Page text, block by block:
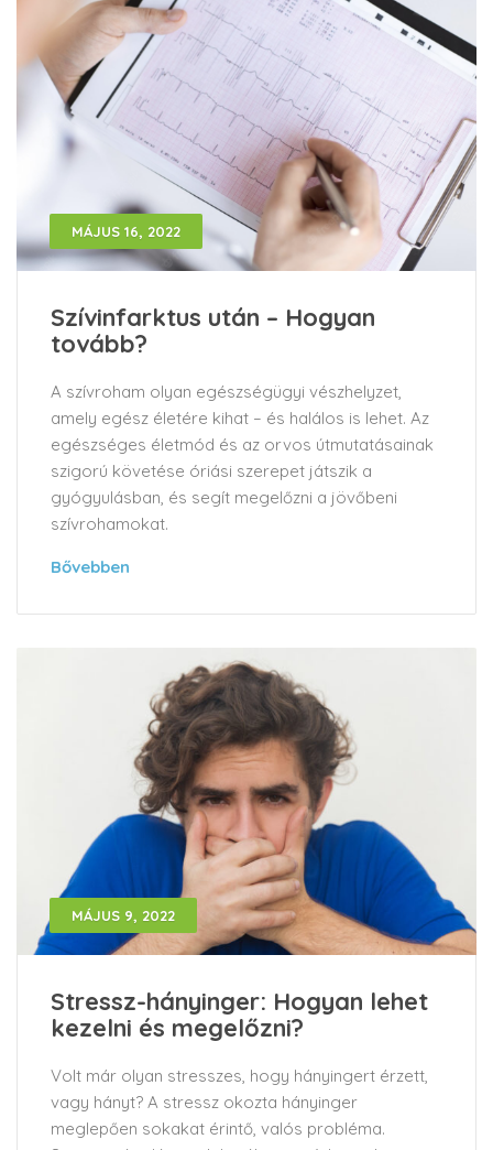
MÁJUS 16, 2022
Szívinfarktus után – Hogyan
tovább?
A szívroham olyan egészségügyi vészhelyzet,
amely egész életére kihat – és halálos is lehet. Az
egészséges életmód és az orvos útmutatásainak
szigorú követése óriási szerepet játszik a
gyógyulásban, és segít megelőzni a jövőbeni
szívrohamokat.
Bővebben
MÁJUS 9, 2022
Stressz-hányinger: Hogyan lehet
kezelni és megelőzni?
Volt már olyan stresszes, hogy hányingert érzett,
vagy hányt? A stressz okozta hányinger
meglepően sokakat érintő, valós probléma.